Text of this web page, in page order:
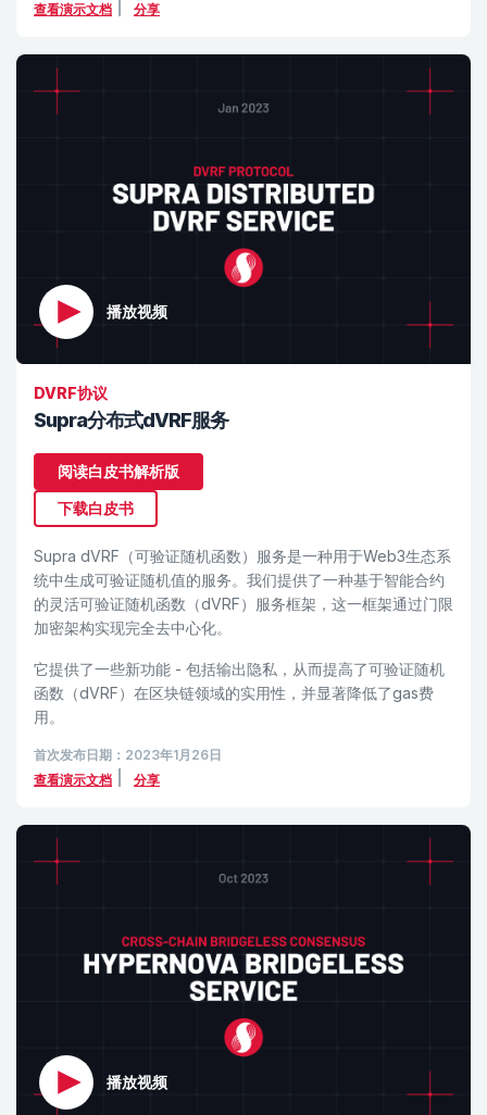
查看演示文档
分享
播放视频
DVRF协议
Supra分布式dVRF服务
阅读白皮书解析版
下载白皮书
Supra dVRF（可验证随机函数）服务是一种用于Web3生态系
统中生成可验证随机值的服务。我们提供了一种基于智能合约
的灵活可验证随机函数（dVRF）服务框架，这一框架通过门限
加密架构实现完全去中心化。
它提供了一些新功能 - 包括输出隐私，从而提高了可验证随机
函数（dVRF）在区块链领域的实用性，并显著降低了gas费
用。
首次发布日期：2023年1月26日
查看演示文档
分享
播放视频